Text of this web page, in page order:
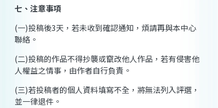
七、注意事項
(一)投稿後3天，若未收到確認通知，煩請再與本中心
聯絡。
(二)投稿的作品不得抄襲或竄改他人作品，若有侵害他
人權益之情事，由作者自行負責。
(三)若投稿者的個人資料填寫不全，將無法列入評選，
並一律退件。